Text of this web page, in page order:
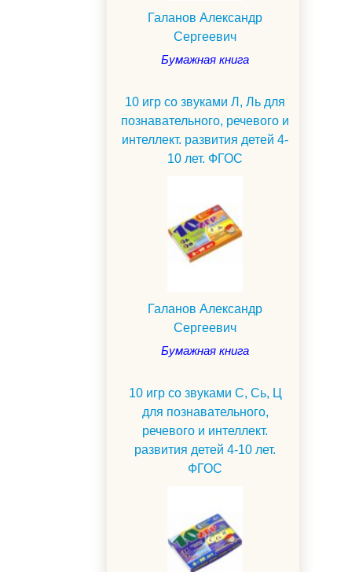
Галанов Александр
Сергеевич
Бумажная книга
10 игр со звуками Л, Ль для
познавательного, речевого и
интеллект. развития детей 4-
10 лет. ФГОС
Галанов Александр
Сергеевич
Бумажная книга
10 игр со звуками С, Сь, Ц
для познавательного,
речевого и интеллект.
развития детей 4-10 лет.
ФГОС